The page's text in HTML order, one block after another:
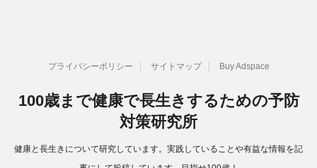
プライバシーポリシー サイトマップ Buy Adspace
100歳まで健康で長生きするための予防
対策研究所
健康と長生きについて研究しています。実践していることや有益な情報を記